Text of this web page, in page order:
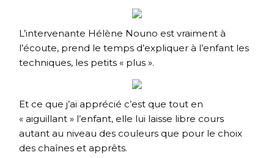
L’intervenante Hélène Nouno est vraiment à
l’écoute, prend le temps d’expliquer à l’enfant les
techniques, les petits « plus ».
Et ce que j’ai apprécié c’est que tout en
« aiguillant » l’enfant, elle lui laisse libre cours
autant au niveau des couleurs que pour le choix
des chaînes et apprêts.